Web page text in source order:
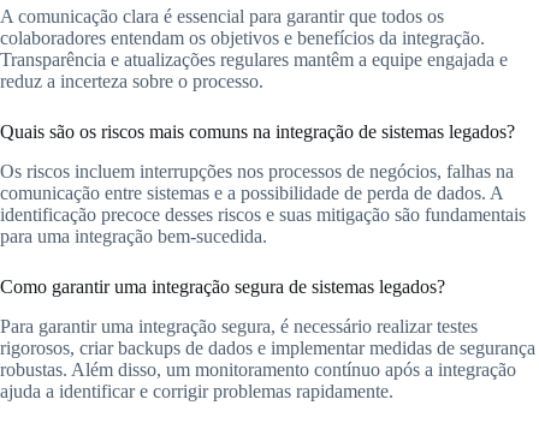
A comunicação clara é essencial para garantir que todos os
colaboradores entendam os objetivos e benefícios da integração.
Transparência e atualizações regulares mantêm a equipe engajada e
reduz a incerteza sobre o processo.
Quais são os riscos mais comuns na integração de sistemas legados?
Os riscos incluem interrupções nos processos de negócios, falhas na
comunicação entre sistemas e a possibilidade de perda de dados. A
identificação precoce desses riscos e suas mitigação são fundamentais
para uma integração bem-sucedida.
Como garantir uma integração segura de sistemas legados?
Para garantir uma integração segura, é necessário realizar testes
rigorosos, criar backups de dados e implementar medidas de segurança
robustas. Além disso, um monitoramento contínuo após a integração
ajuda a identificar e corrigir problemas rapidamente.